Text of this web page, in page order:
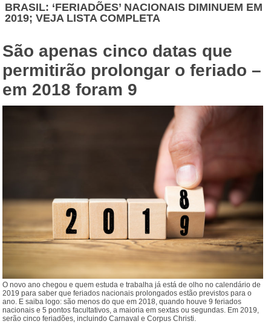
BRASIL: ‘FERIADÕES’ NACIONAIS DIMINUEM EM
2019; VEJA LISTA COMPLETA
São apenas cinco datas que
permitirão prolongar o feriado –
em 2018 foram 9
O novo ano chegou e quem estuda e trabalha já está de olho no calendário de
2019 para saber que feriados nacionais prolongados estão previstos para o
ano. E saiba logo: são menos do que em 2018, quando houve 9 feriados
nacionais e 5 pontos facultativos, a maioria em sextas ou segundas. Em 2019,
serão cinco feriadões, incluindo Carnaval e Corpus Christi.